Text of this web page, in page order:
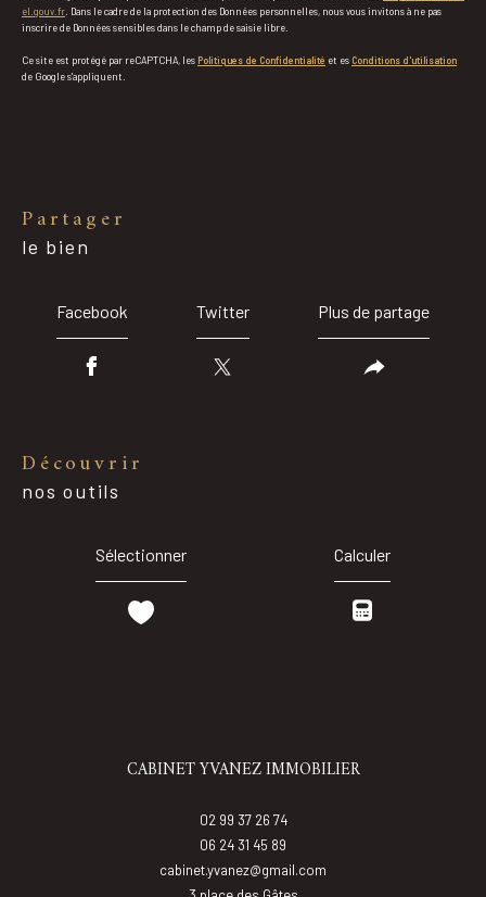
el.gouv.fr . Dans le cadre de la protection des Données personnelles, nous vous invitons à ne pas
inscrire de Données sensibles dans le champ de saisie libre.
Ce site est protégé par reCAPTCHA, les Politiques de Confidentialité et es Conditions d'utilisation
de Google s'appliquent.
partager
le bien
Facebook Twitter Plus de partage
découvrir
nos outils
Sélectionner Calculer
CABINET YVANEZ IMMOBILIER
02 99 37 26 74
06 24 31 45 89
cabinet.yvanez@gmail.com